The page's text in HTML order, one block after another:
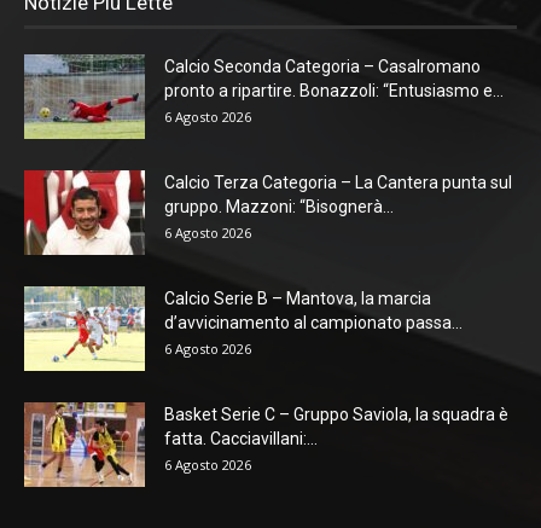
Calcio Seconda Categoria – Casalromano
pronto a ripartire. Bonazzoli: “Entusiasmo e...
6 Agosto 2026
Calcio Terza Categoria – La Cantera punta sul
gruppo. Mazzoni: “Bisognerà...
6 Agosto 2026
Calcio Serie B – Mantova, la marcia
d’avvicinamento al campionato passa...
6 Agosto 2026
Basket Serie C – Gruppo Saviola, la squadra è
fatta. Cacciavillani:...
6 Agosto 2026